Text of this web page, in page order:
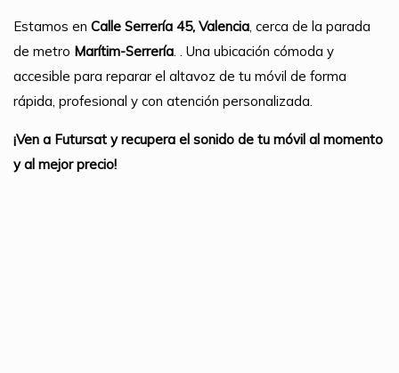
Estamos en Calle Serrería 45, Valencia, cerca de la parada
de metro Marítim-Serrería. . Una ubicación cómoda y
accesible para reparar el altavoz de tu móvil de forma
rápida, profesional y con atención personalizada.
¡Ven a Futursat y recupera el sonido de tu móvil al momento
y al mejor precio!